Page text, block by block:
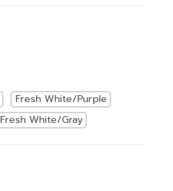
Fresh White/Purple
Fresh White/Gray